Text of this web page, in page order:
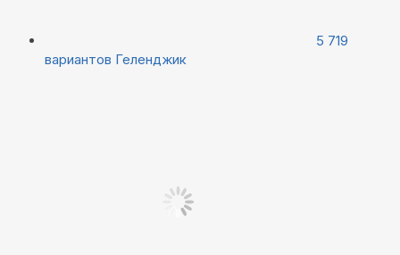
5 719
вариантов Геленджик